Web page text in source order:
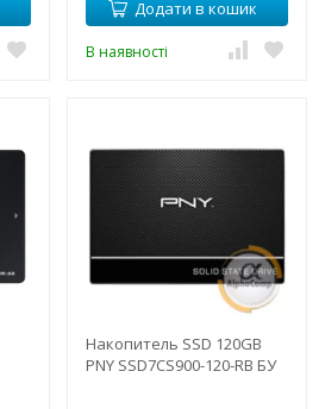
Додати в кошик
В наявності
Накопитель SSD 120GB
PNY SSD7CS900-120-RB БУ